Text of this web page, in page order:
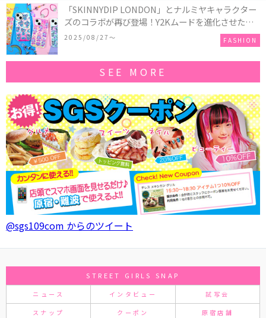
「SKINNYDIP LONDON」とナルミヤキャラクター
ズのコラボが再び登場！Y2Kムードを進化させた新
作コレクションを発売♪
2025/08/27〜 FASHION
SEE MORE
@sgs109com からのツイート
STREET GIRLS SNAP
ニュース インタビュー 試写会
スナップ クーポン 原宿店舗